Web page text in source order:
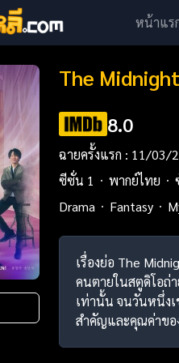
หน้าแร
The
8.0
ฉายครั้งแรก : 11/03/
ซีซั่น 1
พากย์ไทย
Drama
Fantasy
เรื่องย่อ The
คนตายในสตูดิโอถ่
เท่านั้น จนวันหนึ่ง
สำคัญและคุณค่าขอ